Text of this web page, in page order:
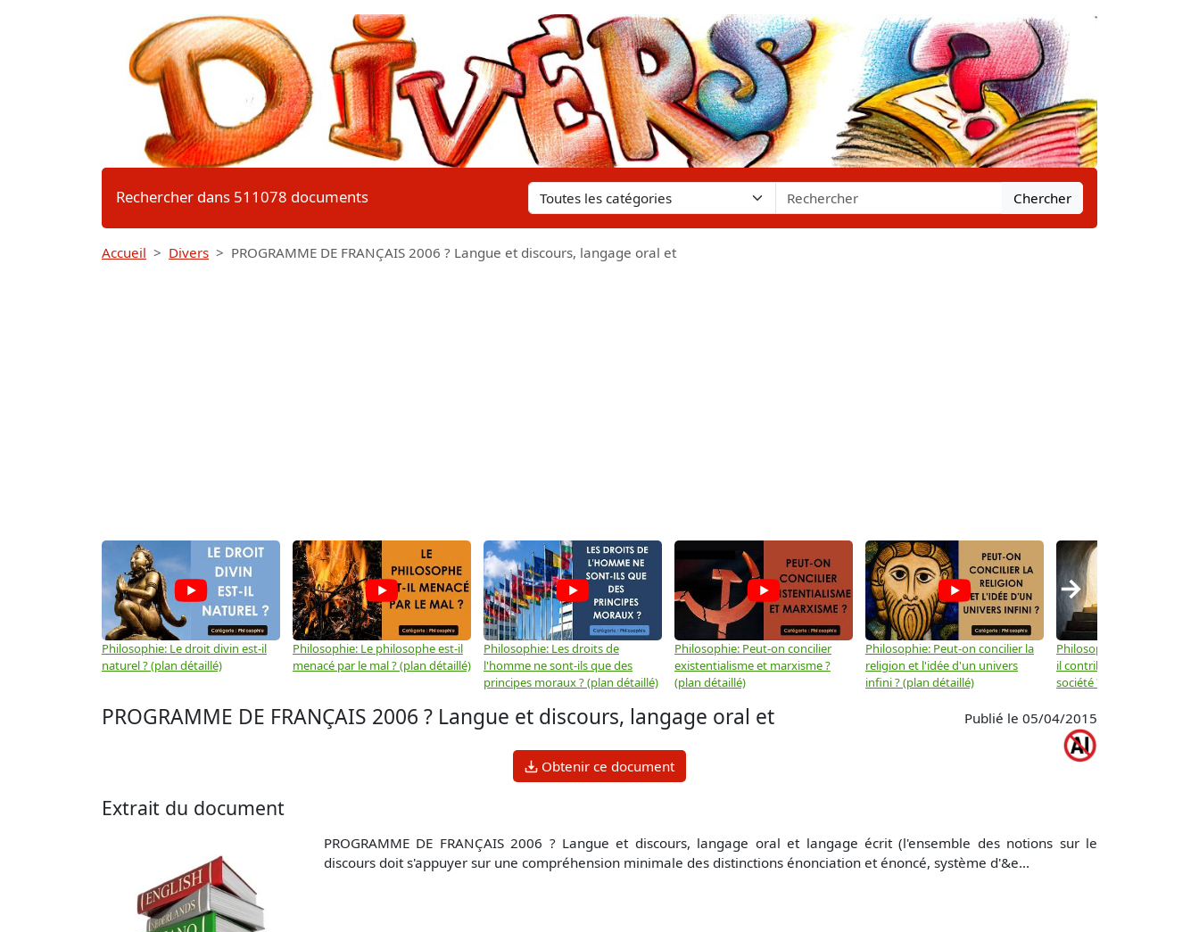
Rechercher dans 511078 documents Chercher
Accueil Divers PROGRAMME DE FRANÇAIS 2006 ? Langue et discours, langage oral et
Philosophie: Le droit divin est-il
naturel ? (plan détaillé)
Philosophie: Le philosophe est-il
menacé par le mal ? (plan détaillé)
Philosophie: Les droits de
l'homme ne sont-ils que des
principes moraux ? (plan détaillé)
Philosophie: Peut-on concilier
existentialisme et marxisme ?
(plan détaillé)
Philosophie: Peut-on concilier la
religion et l'idée d'un univers
infini ? (plan détaillé)
Philosophie: Le
il contribuer au progrès de
société ? (plan détaillé)
→
PROGRAMME DE FRANÇAIS 2006 ? Langue et discours, langage oral et Publié le 05/04/2015
Obtenir ce document
Extrait du document
PROGRAMME DE FRANÇAIS 2006 ? Langue et discours, langage oral et langage écrit (l'ensemble des notions sur le
discours doit s'appuyer sur une compréhension minimale des distinctions énonciation et énoncé, système d'&e...